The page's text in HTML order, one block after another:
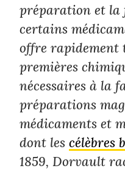
préparation et la
certains
offre rapidement
premières
nécessaires à la
préparations
médicaments et
dont lescélèbres
1859, Dorvault